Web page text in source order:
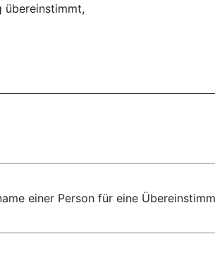
übereinstimmt,
einer Person für eine